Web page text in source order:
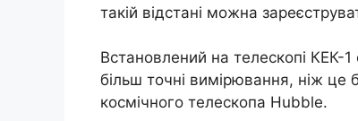
такій відстані можна
Встановлений на телескопі КЕК-
більш точні вимірювання, ніж це
космічного телескопа Hubble.